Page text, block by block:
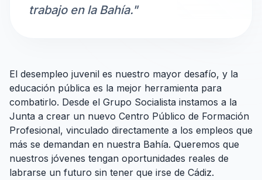
trabajo en la Bahía."
El desempleo juvenil es nuestro mayor desafío, y la
educación pública es la mejor herramienta para
combatirlo. Desde el Grupo Socialista instamos a la
Junta a crear un nuevo Centro Público de Formación
Profesional, vinculado directamente a los empleos que
más se demandan en nuestra Bahía. Queremos que
nuestros jóvenes tengan oportunidades reales de
labrarse un futuro sin tener que irse de Cádiz.